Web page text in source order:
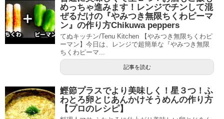
めっちゃ進みます！レンジでチンして混
ぜるだけの『やみつき無限ちくわピーマ
ン』の作り方Chikuwa peppers
てぬキッチン/Tenu Kitchen 【やみつき無限ちくわピ
ーマン】今日は、レンジで超簡単な『やみつき無限
ちくわピーマ...
記事を読む
鰹節プラスでより美味しく！星３つ！ふ
わとろ卵とじあんかけそうめんの作り方
【プロのレシピ】